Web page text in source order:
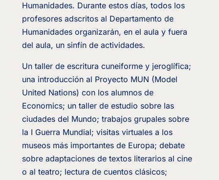
Humanidades. Durante estos días, todos los
profesores adscritos al Departamento de
Humanidades organizarán, en el aula y fuera
del aula, un sinfín de actividades.
Un taller de escritura cuneiforme y jeroglífica;
una introducción al Proyecto MUN (Model
United Nations) con los alumnos de
Economics; un taller de estudio sobre las
ciudades del Mundo; trabajos grupales sobre
la I Guerra Mundial; visitas virtuales a los
museos más importantes de Europa; debate
sobre adaptaciones de textos literarios al cine
o al teatro; lectura de cuentos clásicos;